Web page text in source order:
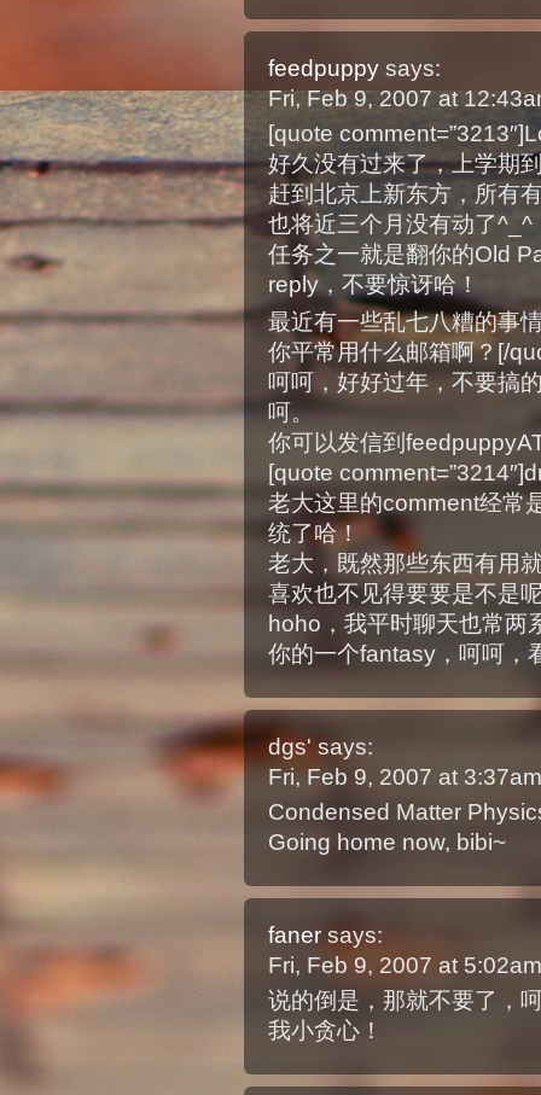
feedpuppy says:
Fri, Feb 9, 2007 at
[quote
好久没有过来了，上学期
赶到北京上新东方，所有
也将近三个月没有动了
任务之一就是翻你的Old
reply，不要惊讶哈！
最近有一些乱七八糟的事
你平常用什么邮箱啊？[/
呵呵，好好过年，不要搞
呵。
你可以发信到
[quote
老大这里的comment经常
统了哈！
老大，既然那些东西有用
喜欢也不见得要要是不是
hoho，我平时聊天也常两
你的一个fantasy，呵呵，
dgs' says:
Fri, Feb 9, 2007 at
Condensed Matter
Going home now, bibi~
faner says:
Fri, Feb 9, 2007 at
说的倒是，那就不要了，
我小贪心！